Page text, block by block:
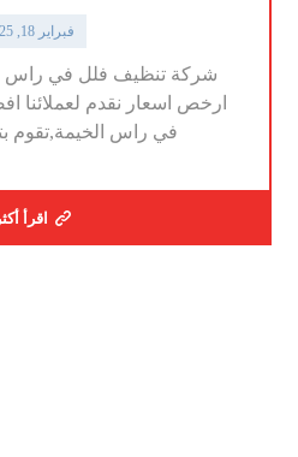
فبراير 18, 2025
ارخص اسعار نقدم
في راس الخيمة,تقوم
اقرأ أكثر